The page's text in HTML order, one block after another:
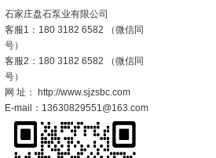
石家庄盘石泵业有限公司
客服1：180 3182 6582 （微信同
号）
客服2：180 3182 6582 （微信同
号）
网 址： http://www.sjzsbc.com
E-mail：13630829551@163.com